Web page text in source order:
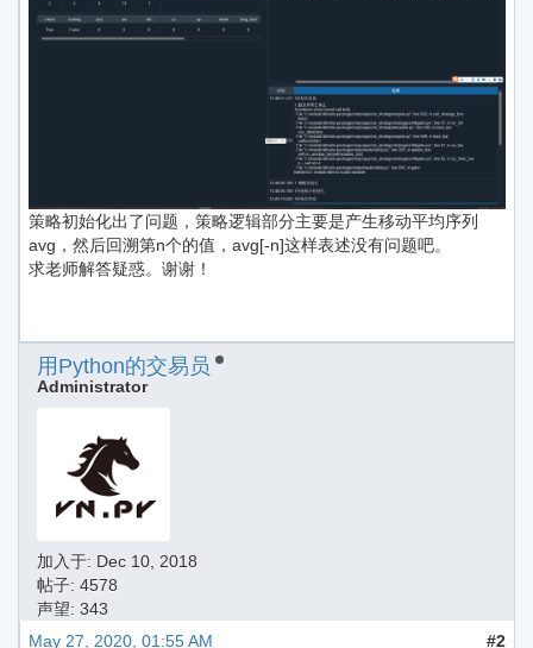
策略初始化出了问题，策略逻辑部分主要是产生移动平均序列
avg，然后回溯第n个的值，avg[-n]这样表述没有问题吧。
求老师解答疑惑。谢谢！
用Python的交易员
Administrator
加入于: Dec 10, 2018
帖子: 4578
声望: 343
May 27, 2020, 01:55 AM
#2